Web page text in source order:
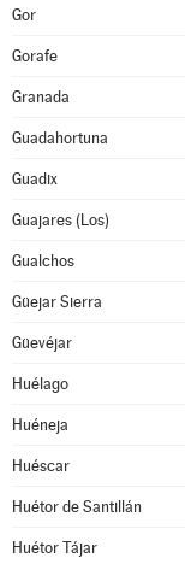
Gor
Gorafe
Granada
Guadahortuna
Guadix
Guajares (Los)
Gualchos
Güejar Sierra
Güevéjar
Huélago
Huéneja
Huéscar
Huétor de Santillán
Huétor Tájar